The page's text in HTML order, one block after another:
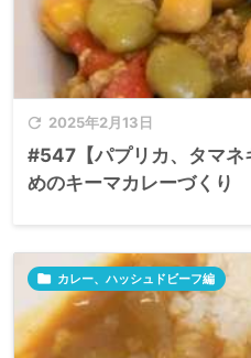
 2025年2月13日
#547【パプリカ、タマネ
めのキーマカレーづくり
 カレー、ハッシュドビーフ編